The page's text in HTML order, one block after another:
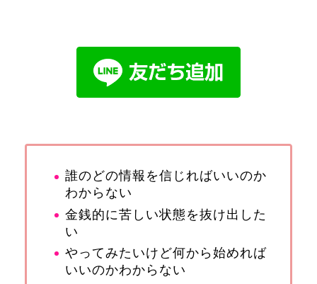
誰のどの情報を信じればいいのか
わからない
金銭的に苦しい状態を抜け出した
い
やってみたいけど何から始めれば
いいのかわからない